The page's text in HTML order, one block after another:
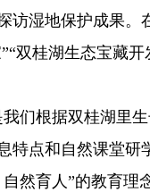
访湿地保护成果
双桂湖生态宝藏
们根据双桂湖里
特点和自然课堂
然育人”的教育理